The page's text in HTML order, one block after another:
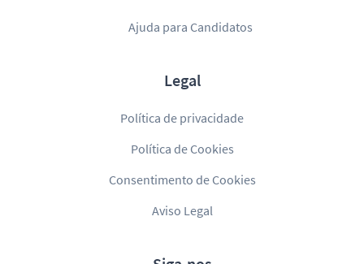
Ajuda para Candidatos
Legal
Política de privacidade
Política de Cookies
Consentimento de Cookies
Aviso Legal